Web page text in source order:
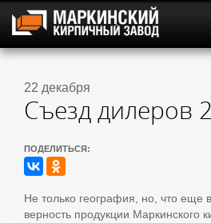
22 декабря
Съезд дилеров
ПОДЕЛИТЬСЯ:
Не только география, но, что еще
верность продукции Маркинского